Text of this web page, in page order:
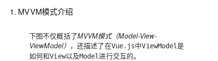
1. MVVM模式介绍
下图不仅概括了MVVM模式（Model-View-
ViewModel） ，还描述了在Vue.js中ViewModel是
如何和View以及Model进行交互的。